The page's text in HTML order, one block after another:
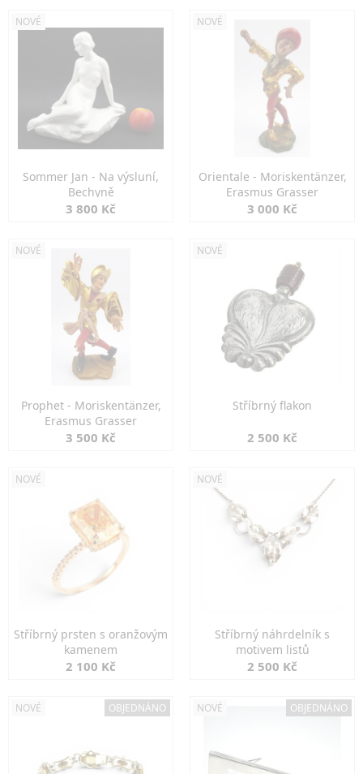
NOVÉ
Sommer Jan - Na výsluní,
Bechyně
3 800 Kč
NOVÉ
Orientale - Moriskentänzer,
Erasmus Grasser
3 000 Kč
NOVÉ
Prophet - Moriskentänzer,
Erasmus Grasser
3 500 Kč
NOVÉ
Stříbrný flakon
2 500 Kč
NOVÉ
Stříbrný prsten s oranžovým
kamenem
2 100 Kč
NOVÉ
Stříbrný náhrdelník s
motivem listů
2 500 Kč
NOVÉ OBJEDNÁNO NOVÉ OBJEDNÁNO